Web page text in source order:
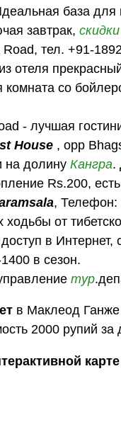
база для
завтрак,скидки
тел. +91-
отеля
комната со
- лучшая
House , opp
на долинуКангра.
Rs.200,
, Телефон:
ходьбы от
в
в сезон.
тур
в Маклеод
2000 рупий